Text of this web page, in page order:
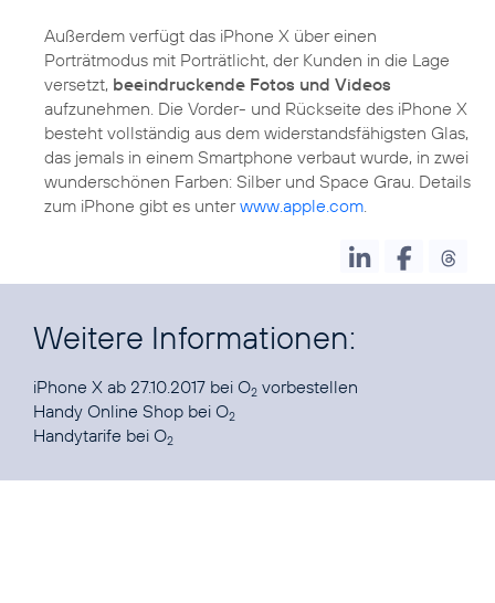
Außerdem verfügt das iPhone X über einen
Porträtmodus mit Porträtlicht, der Kunden in die Lage
versetzt, beeindruckende Fotos und Videos
aufzunehmen. Die Vorder- und Rückseite des iPhone X
besteht vollständig aus dem widerstandsfähigsten Glas,
das jemals in einem Smartphone verbaut wurde, in zwei
wunderschönen Farben: Silber und Space Grau. Details
zum iPhone gibt es unterwww.apple.com.
Weitere Informationen:
iPhone X ab 27.10.2017 bei O2 vorbestellen
Handy Online Shop bei O2
Handytarife bei O2